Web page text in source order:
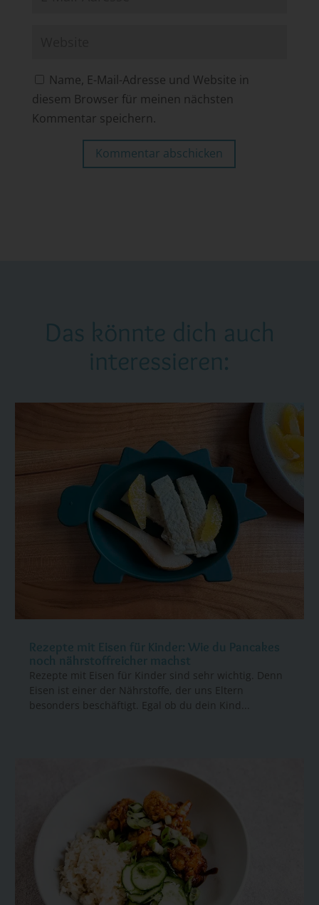
Name, E-Mail-Adresse und Website in
diesem Browser für meinen nächsten
Kommentar speichern.
Kommentar abschicken
Das könnte dich auch
interessieren:
Rezepte mit Eisen für Kinder: Wie du Pancakes
noch nährstoffreicher machst
Rezepte mit Eisen für Kinder sind sehr wichtig. Denn
Eisen ist einer der Nährstoffe, der uns Eltern
besonders beschäftigt. Egal ob du dein Kind...